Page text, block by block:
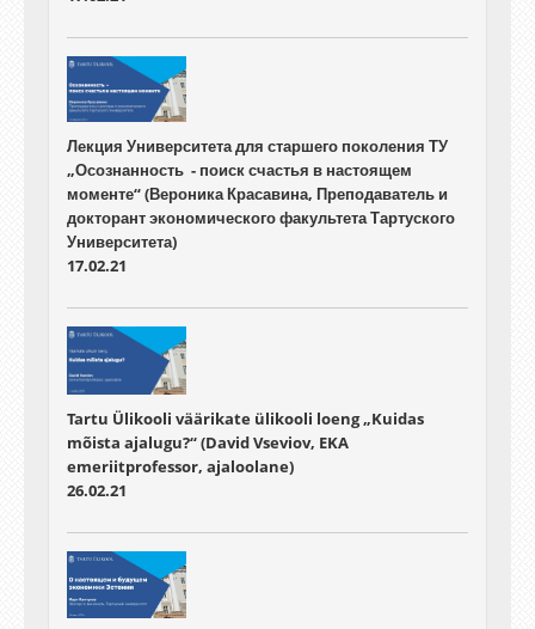
Лекция Университета для старшего поколения ТУ
„Осознанность - поиск счастья в настоящем
моменте“ (Вероника Красавина, Преподаватель и
докторант экономического факультета Тартуского
Университета)
17.02.21
Tartu Ülikooli väärikate ülikooli loeng „Kuidas
mõista ajalugu?“ (David Vseviov, EKA
emeriitprofessor, ajaloolane)
26.02.21